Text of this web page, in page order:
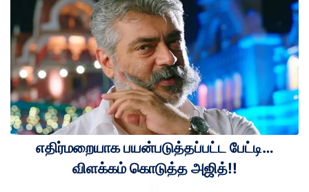
எதிர்மறையாக பயன்படுத்தப்பட்ட பேட்டி…
விளக்கம் கொடுத்த அஜித்!!